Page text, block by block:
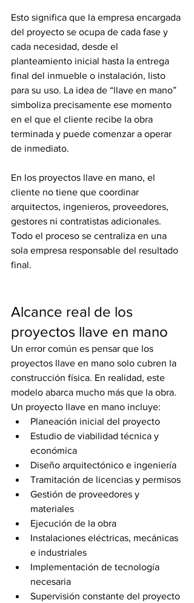
Esto significa que la empresa encargada
del proyecto se ocupa de cada fase y
cada necesidad, desde el
planteamiento inicial hasta la entrega
final del inmueble o instalación, listo
para su uso. La idea de “llave en mano”
simboliza precisamente ese momento
en el que el cliente recibe la obra
terminada y puede comenzar a operar
de inmediato.
En los proyectos llave en mano, el
cliente no tiene que coordinar
arquitectos, ingenieros, proveedores,
gestores ni contratistas adicionales.
Todo el proceso se centraliza en una
sola empresa responsable del resultado
final.
Alcance real de los
proyectos llave en mano
Un error común es pensar que los
proyectos llave en mano solo cubren la
construcción física. En realidad, este
modelo abarca mucho más que la obra.
Un proyecto llave en mano incluye:
Planeación inicial del proyecto
Estudio de viabilidad técnica y
económica
Diseño arquitectónico e ingeniería
Tramitación de licencias y permisos
Gestión de proveedores y
materiales
Ejecución de la obra
Instalaciones eléctricas, mecánicas
e industriales
Implementación de tecnología
necesaria
Supervisión constante del proyecto